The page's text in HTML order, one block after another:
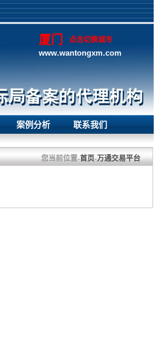
厦门 点击切换城市
www.wantongxm.com
案例分析 联系我们
您当前位置-首页-万通交易平台